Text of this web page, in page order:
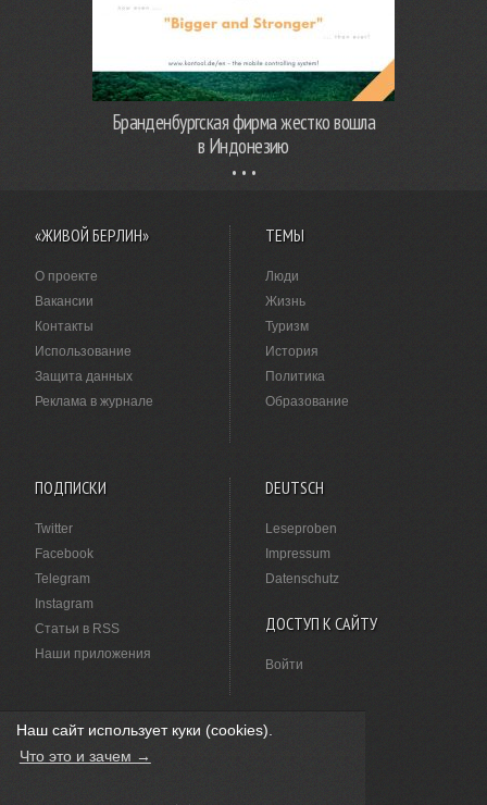
Наш сайт использует куки (cookies).
Что это и зачем →
Бранденбургская фирма жестко вошла
в Индонезию
«ЖИВОЙ БЕРЛИН»
О проекте
Вакансии
Контакты
Использование
Защита данных
Реклама в журнале
ТЕМЫ
Люди
Жизнь
Туризм
История
Политика
Образование
ПОДПИСКИ
Twitter
Facebook
Telegram
Instagram
Статьи в RSS
Наши приложения
DEUTSCH
Leseproben
Impressum
Datenschutz
ДОСТУП К САЙТУ
Войти
НАШЛИ ОПЕЧАТКУ?